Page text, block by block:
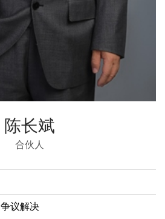
陈长斌
合伙人
争议解决